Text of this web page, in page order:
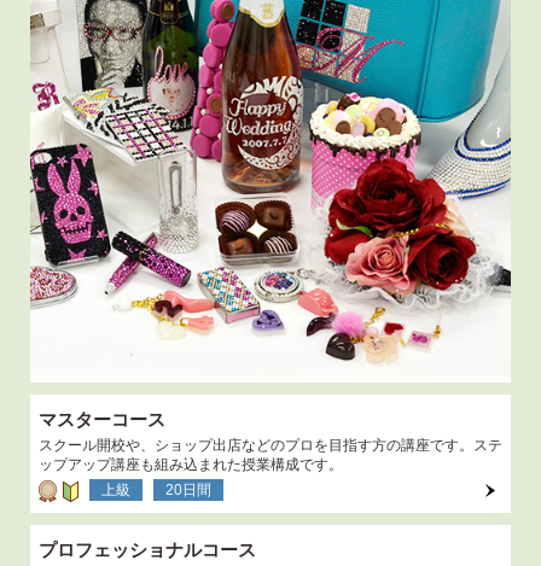
マスターコース
スクール開校や、ショップ出店などのプロを目指す方の講座です。ステ
ップアップ講座も組み込まれた授業構成です。
上級
20日間
プロフェッショナルコース